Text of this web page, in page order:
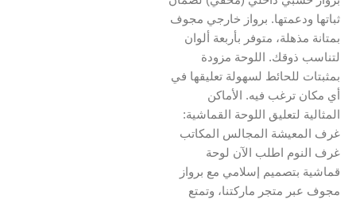
ثباتها ودعمتها. برواز خارجي مجوف
بمتانة مذهلة، متوفر بأربعة ألوان
لتناسب ذوقك. اللوحة مزودة
بمثبتات للحائط لسهولة تعليقها في
أي مكان ترغب فيه. الأماكن
المثالية لتعليق اللوحة القماشية:
غرف المعيشة المجالس المكاتب
غرف النوم اطلب الآن لوحة
قماشية بتصميم إسلامي مع برواز
مجوف عبر متجر ماركتنا، وتمتع